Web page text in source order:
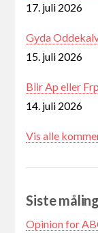
17. juli 2026
Gyda
15. juli 2026
Blir Ap eller
14. juli 2026
Vis alle
Siste
Opinion for